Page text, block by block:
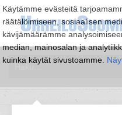
Käytämme evästeitä
räätälöimiseen, sosiaalisen
kävijämäärämme
median, mainosalan ja
kuinka käytät sivustoamme.